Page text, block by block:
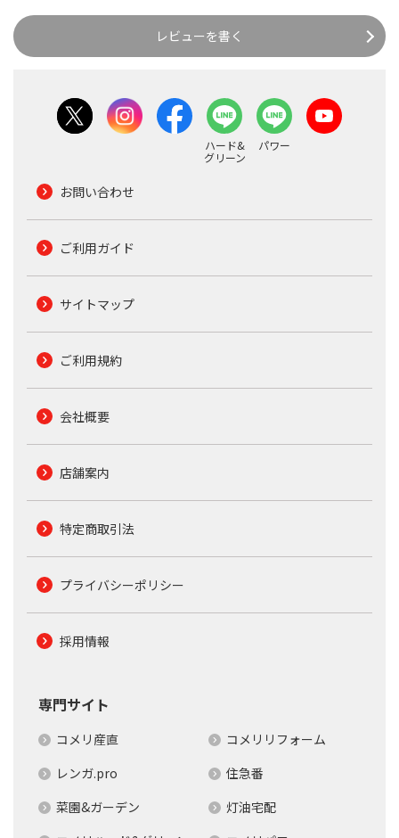
レビューを書く
ハード&
グリーン
パワー
お問い合わせ
ご利用ガイド
サイトマップ
ご利用規約
会社概要
店舗案内
特定商取引法
プライバシーポリシー
採用情報
専門サイト
コメリ産直
コメリリフォーム
レンガ.pro
住急番
菜園&ガーデン
灯油宅配